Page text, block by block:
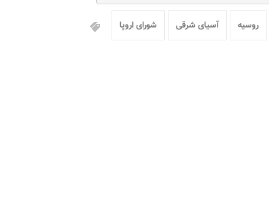
روسیه آسیای شرقی شورای اروپا